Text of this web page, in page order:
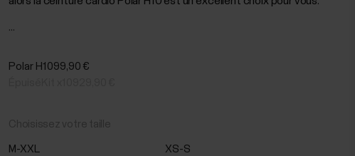
...
Polar H1099,90 €
M-XXL XS-S